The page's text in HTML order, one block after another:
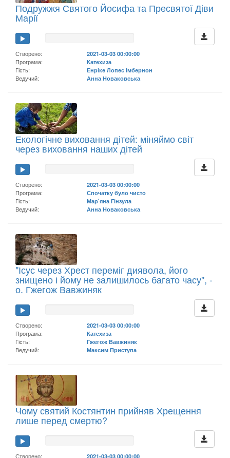
Подружжя Святого Йосифа та Пресвятої Діви
Марії
Створено:
2021-03-03 00:00:00
Програма:
Катехиза
Гість:
Енріке Лопес Імбернон
Ведучий:
Анна Новаковська
Екологічне виховання дітей: міняймо світ
через виховання наших дітей
Створено:
2021-03-03 00:00:00
Програма:
Спочатку було чисто
Гість:
Мар'яна Гінзула
Ведучий:
Анна Новаковська
"Ісус через Хрест переміг диявола, його
знищено і йому не залишилось багато часу", -
о. Гжегож Вавжиняк
Створено:
2021-03-03 00:00:00
Програма:
Катехиза
Гість:
Гжегож Вавжиняк
Ведучий:
Максим Приступа
Чому святий Костянтин прийняв Хрещення
лише перед смертю?
Створено: 2021-03-03 00:00:00